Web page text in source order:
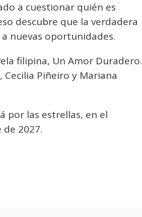
a cuestionar quién es
descubre que la verdadera
nuevas oportunidades.
filipina, Un Amor Duradero.
Cecilia Piñeiro y Mariana
por las estrellas, en el
2027.